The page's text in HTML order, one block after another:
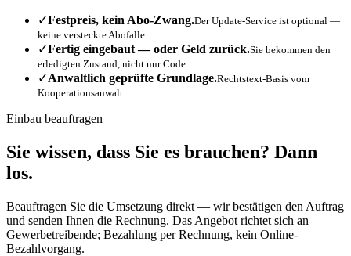
✓Festpreis, kein Abo-Zwang.Der Update-Service ist optional —
keine versteckte Abofalle.
✓Fertig eingebaut — oder Geld zurück.Sie bekommen den
erledigten Zustand, nicht nur Code.
✓Anwaltlich geprüfte Grundlage.Rechtstext-Basis vom
Kooperationsanwalt.
Einbau beauftragen
Sie wissen, dass Sie es brauchen? Dann
los.
Beauftragen Sie die Umsetzung direkt — wir bestätigen den Auftrag
und senden Ihnen die Rechnung. Das Angebot richtet sich an
Gewerbetreibende; Bezahlung per Rechnung, kein Online-
Bezahlvorgang.